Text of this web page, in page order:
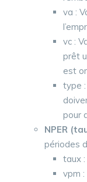
va :
vc :
prêt
est
type
pour
NPER
périodes
taux
vpm